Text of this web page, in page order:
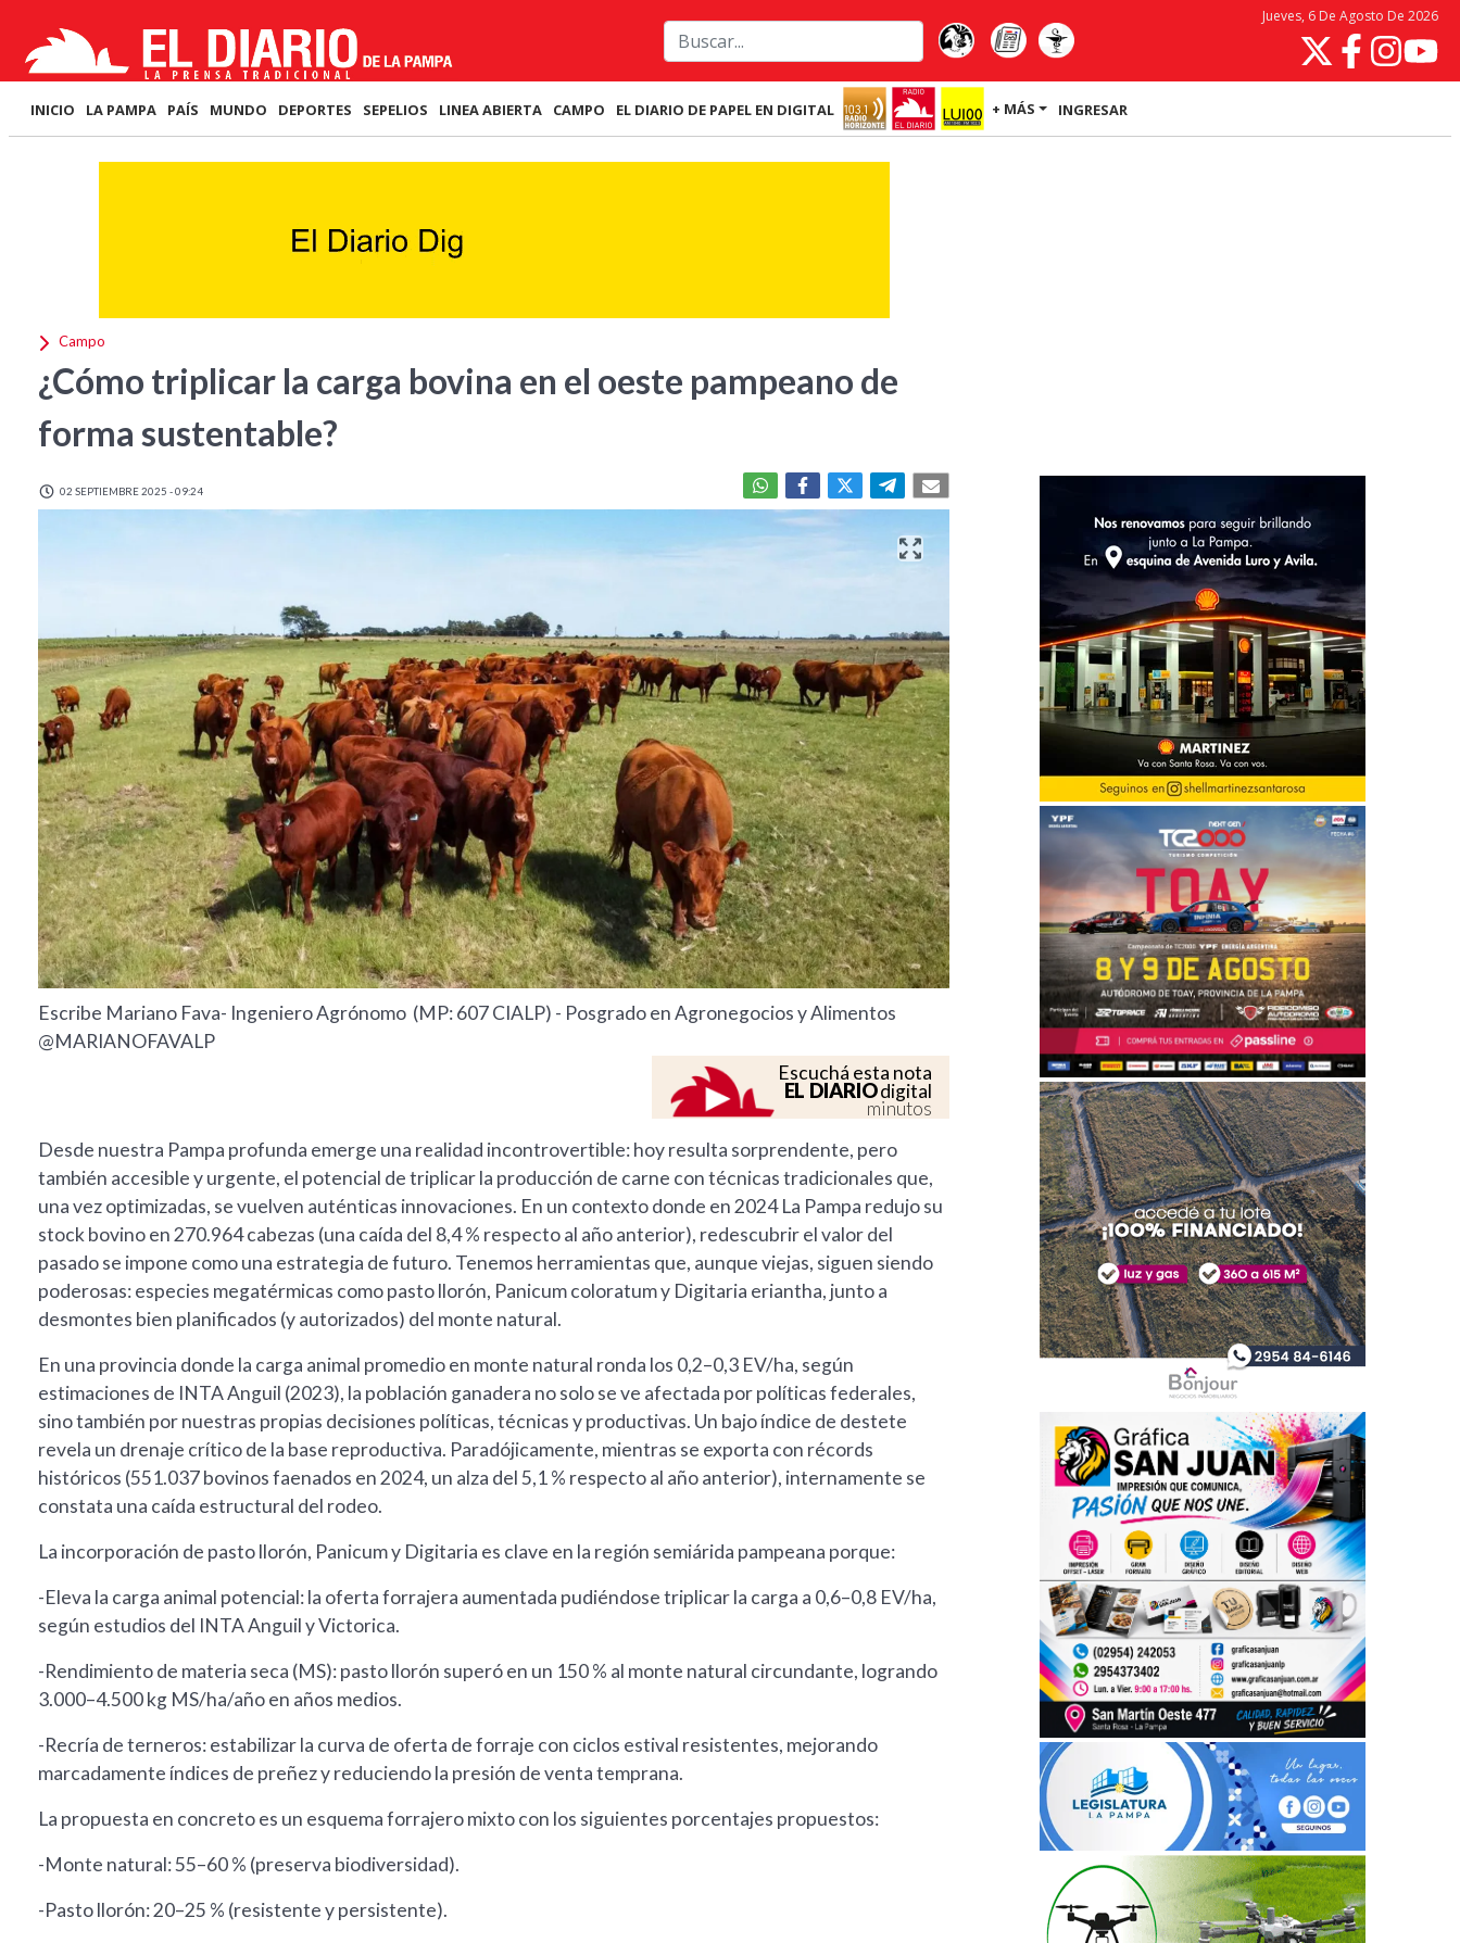
Jueves, 6 De Agosto De 2026
INICIO LA PAMPA PAÍS MUNDO DEPORTES SEPELIOS LINEA ABIERTA CAMPO EL DIARIO DE PAPEL EN DIGITAL + MÁS INGRESAR
Campo
¿Cómo triplicar la carga bovina en el oeste pampeano de
forma sustentable?
02 SEPTIEMBRE 2025 - 09:24
Escribe Mariano Fava- Ingeniero Agrónomo (MP: 607 CIALP) - Posgrado en Agronegocios y Alimentos
@MARIANOFAVALP
Escuchá esta nota
EL DIARIOdigital
minutos
Desde nuestra Pampa profunda emerge una realidad incontrovertible: hoy resulta sorprendente, pero
también accesible y urgente, el potencial de triplicar la producción de carne con técnicas tradicionales que,
una vez optimizadas, se vuelven auténticas innovaciones. En un contexto donde en 2024 La Pampa redujo su
stock bovino en 270.964 cabezas (una caída del 8,4 % respecto al año anterior), redescubrir el valor del
pasado se impone como una estrategia de futuro. Tenemos herramientas que, aunque viejas, siguen siendo
poderosas: especies megatérmicas como pasto llorón, Panicum coloratum y Digitaria eriantha, junto a
desmontes bien planificados (y autorizados) del monte natural.
En una provincia donde la carga animal promedio en monte natural ronda los 0,2–0,3 EV/ha, según
estimaciones de INTA Anguil (2023), la población ganadera no solo se ve afectada por políticas federales,
sino también por nuestras propias decisiones políticas, técnicas y productivas. Un bajo índice de destete
revela un drenaje crítico de la base reproductiva. Paradójicamente, mientras se exporta con récords
históricos (551.037 bovinos faenados en 2024, un alza del 5,1 % respecto al año anterior), internamente se
constata una caída estructural del rodeo.
La incorporación de pasto llorón, Panicum y Digitaria es clave en la región semiárida pampeana porque:
-Eleva la carga animal potencial: la oferta forrajera aumentada pudiéndose triplicar la carga a 0,6–0,8 EV/ha,
según estudios del INTA Anguil y Victorica.
-Rendimiento de materia seca (MS): pasto llorón superó en un 150 % al monte natural circundante, logrando
3.000–4.500 kg MS/ha/año en años medios.
-Recría de terneros: estabilizar la curva de oferta de forraje con ciclos estival resistentes, mejorando
marcadamente índices de preñez y reduciendo la presión de venta temprana.
La propuesta en concreto es un esquema forrajero mixto con los siguientes porcentajes propuestos:
-Monte natural: 55–60 % (preserva biodiversidad).
-Pasto llorón: 20–25 % (resistente y persistente).